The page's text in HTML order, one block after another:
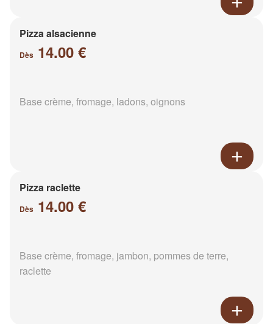
Pizza alsacienne
Dès 14.00 €
Base crème, fromage, ladons, oignons
Pizza raclette
Dès 14.00 €
Base crème, fromage, jambon, pommes de terre,
raclette